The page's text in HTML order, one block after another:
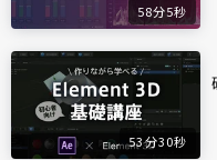
58分5秒
53分30秒